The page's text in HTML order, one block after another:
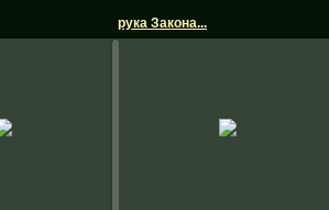
не забудьте
рука Закона...